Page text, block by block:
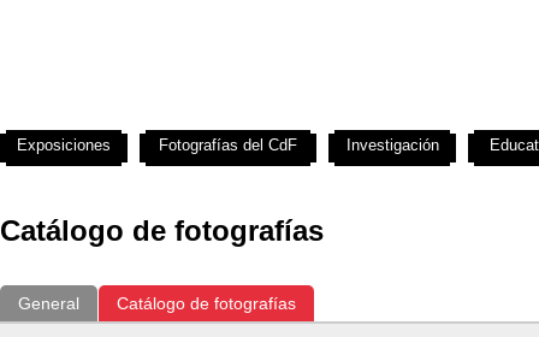
Catálogo de fotografías
General Catálogo de fotografías
Exposiciones Fotografías del CdF Investigación